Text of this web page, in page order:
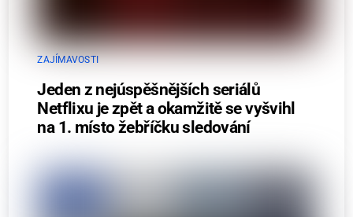
ZAJÍMAVOSTI
Jeden z nejúspěšnějších seriálů
Netflixu je zpět a okamžitě se vyšvihl
na 1. místo žebříčku sledování